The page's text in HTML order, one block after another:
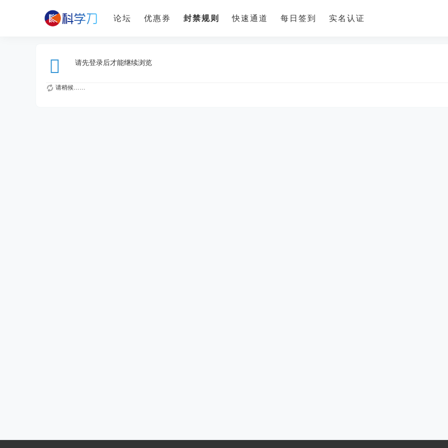
论坛 优惠券 封禁规则 快速通道 每日签到 实名认证
请先登录后才能继续浏览
请稍候……